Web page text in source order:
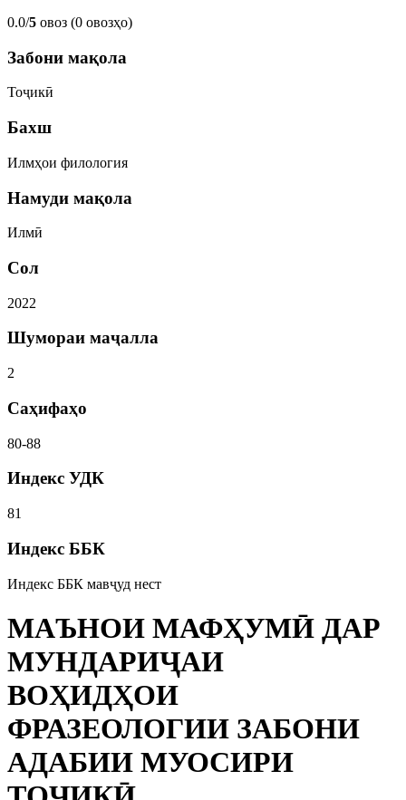
0.0/5 овоз (0 овозҳо)
Забони мақола
Тоҷикӣ
Бахш
Илмҳои филология
Намуди мақола
Илмӣ
Сол
2022
Шумораи маҷалла
2
Саҳифаҳо
80-88
Индекс УДК
81
Индекс ББК
Индекс ББК мавҷуд нест
МАЪНОИ МАФҲУМӢ ДАР
МУНДАРИҶАИ
ВОҲИДҲОИ
ФРАЗЕОЛОГИИ ЗАБОНИ
АДАБИИ МУОСИРИ